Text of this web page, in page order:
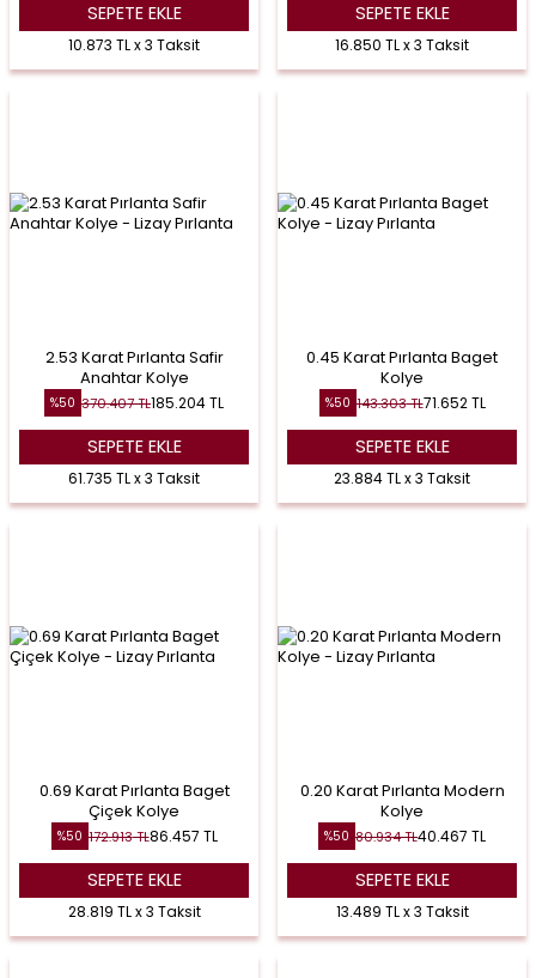
SEPETE EKLE
10.873 TL x 3 Taksit
SEPETE EKLE
16.850 TL x 3 Taksit
2.53 Karat Pırlanta Safir
Anahtar Kolye
%50 370.407TL185.204TL
SEPETE EKLE
61.735 TL x 3 Taksit
0.45 Karat Pırlanta Baget
Kolye
%50 143.303TL71.652TL
SEPETE EKLE
23.884 TL x 3 Taksit
0.69 Karat Pırlanta Baget
Çiçek Kolye
%50 172.913TL86.457 TL
SEPETE EKLE
28.819 TL x 3 Taksit
0.20 Karat Pırlanta Modern
Kolye
%50 80.934TL40.467 TL
SEPETE EKLE
13.489 TL x 3 Taksit